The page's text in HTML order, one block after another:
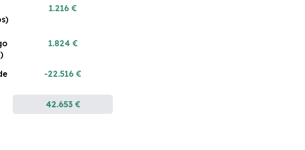
1.216 €
1.824 €
-22.516 €
42.653 €